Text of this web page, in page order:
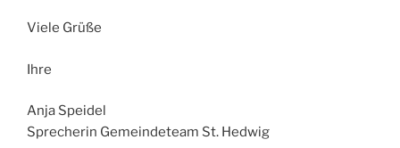
Viele Grüße
Ihre
Anja Speidel
Sprecherin Gemeindeteam St. Hedwig